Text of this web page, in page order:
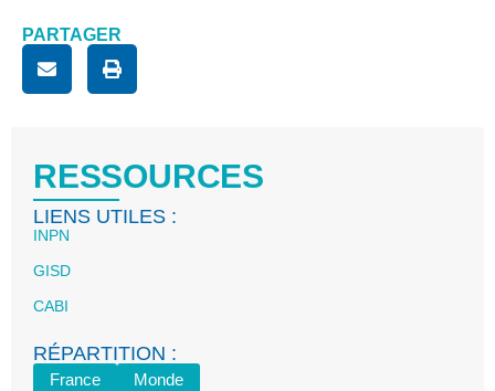
PARTAGER
RESSOURCES
LIENS UTILES :
INPN
GISD
CABI
RÉPARTITION :
France Monde